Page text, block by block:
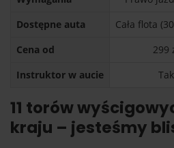
Dostępne auta
Cała flota
Cena od
299
Instruktor w aucie
Tak
11 torów
kraju – jesteśmy